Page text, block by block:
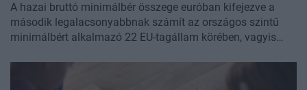
A hazai bruttó minimálbér összege euróban kifejezve a
második legalacsonyabbnak számít az országos szintű
minimálbért alkalmazó 22 EU-tagállam körében, vagyis
szociális, foglalkoztatási és munkaügyi kérdésekkel